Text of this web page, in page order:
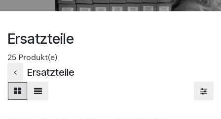
Ersatzteile
25 Produkt(e)
Ersatzteile